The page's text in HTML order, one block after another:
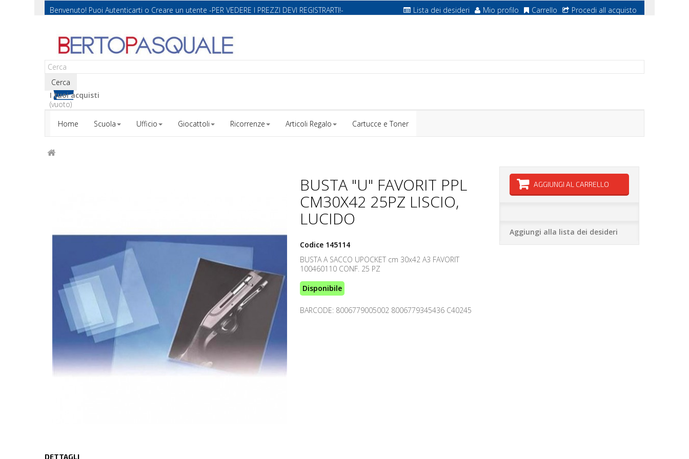
Benvenuto! Puoi Autenticarti o Creare un utente -PER VEDERE I PREZZI DEVI REGISTRARTI!- Lista dei desideri Mio profilo Carrello Procedi all acquisto
Cerca
I tuoi acquisti
(vuoto)
Home
Scuola Ufficio Giocattoli Ricorrenze Articoli Regalo Cartucce e Toner
BUSTA "U" FAVORIT PPL
CM30X42 25PZ LISCIO,
LUCIDO
Codice 145114
BUSTA A SACCO UPOCKET cm 30x42 A3 FAVORIT
100460110 CONF. 25 PZ
Disponibile
BARCODE: 8006779005002 8006779345436 C40245
AGGIUNGI AL CARRELLO
Aggiungi alla lista dei desideri
DETTAGLI